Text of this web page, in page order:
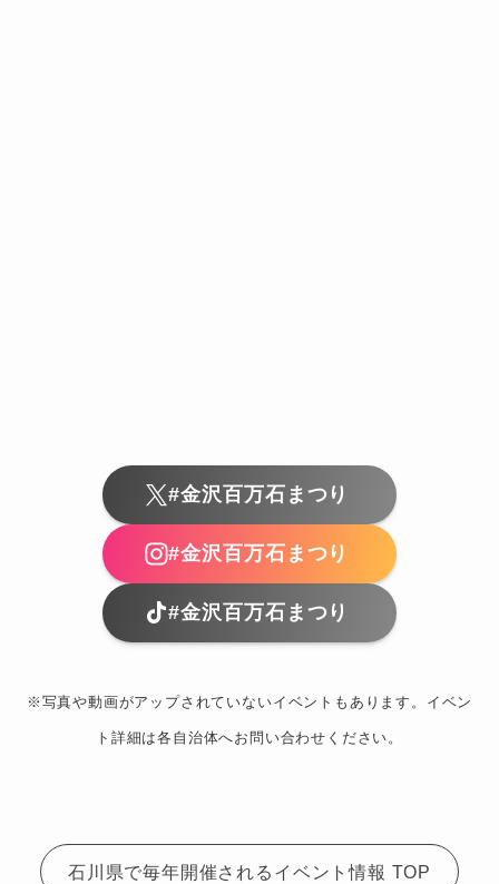
#金沢百万石まつり
#金沢百万石まつり
#金沢百万石まつり
※写真や動画がアップされていないイベントもあります。イベン
ト詳細は各自治体へお問い合わせください。
石川県で毎年開催されるイベント情報 TOP